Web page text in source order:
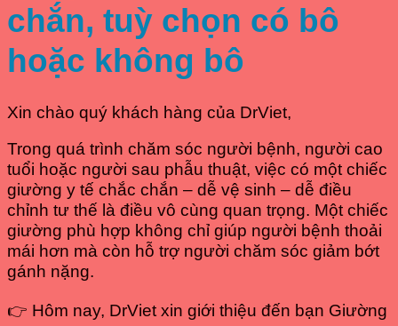
chắn, tuỳ chọn có bô
hoặc không bô
Xin chào quý khách hàng của DrViet,
Trong quá trình chăm sóc người bệnh, người cao
tuổi hoặc người sau phẫu thuật, việc có một chiếc
giường y tế chắc chắn – dễ vệ sinh – dễ điều
chỉnh tư thế là điều vô cùng quan trọng. Một chiếc
giường phù hợp không chỉ giúp người bệnh thoải
mái hơn mà còn hỗ trợ người chăm sóc giảm bớt
gánh nặng.
👉 Hôm nay, DrViet xin giới thiệu đến bạn Giường